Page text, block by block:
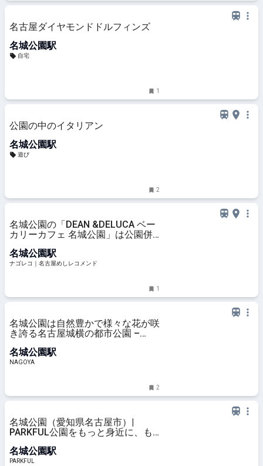
名古屋ダイヤモンドドルフィンズ
名城公園駅
自宅
1
公園の中のイタリアン
名城公園駅
遊び
2
名城公園の「DEAN &DELUCA ベー
カリーカフェ 名城公園」は公園併
フェ
名城公園駅
ナゴレコ｜名古屋めしレコメンド
1
名城公園は自然豊かで様々な花が咲
き誇る名古屋城横の都市公園 –
名城公園駅
NAGOYA
2
名城公園（愛知県名古屋市）|
PARKFUL公園をもっと身近に、も
名城公園駅
PARKFUL